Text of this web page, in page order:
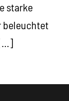
starke
beleuchtet